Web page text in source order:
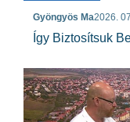
Gyöngyös Ma2026.
Így Biztosítsuk